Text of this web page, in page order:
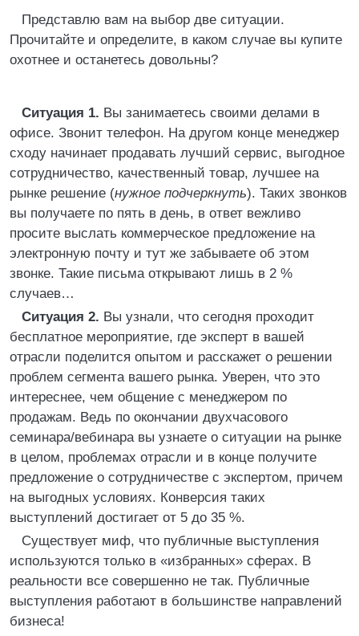
Представлю вам на выбор две ситуации.
Прочитайте и определите, в каком случае вы купите
охотнее и останетесь довольны?
Ситуация 1. Вы занимаетесь своими делами в
офисе. Звонит телефон. На другом конце менеджер
сходу начинает продавать лучший сервис, выгодное
сотрудничество, качественный товар, лучшее на
рынке решение (нужное подчеркнуть). Таких звонков
вы получаете по пять в день, в ответ вежливо
просите выслать коммерческое предложение на
электронную почту и тут же забываете об этом
звонке. Такие письма открывают лишь в 2 %
случаев…
Ситуация 2. Вы узнали, что сегодня проходит
бесплатное мероприятие, где эксперт в вашей
отрасли поделится опытом и расскажет о решении
проблем сегмента вашего рынка. Уверен, что это
интереснее, чем общение с менеджером по
продажам. Ведь по окончании двухчасового
семинара/вебинара вы узнаете о ситуации на рынке
в целом, проблемах отрасли и в конце получите
предложение о сотрудничестве с экспертом, причем
на выгодных условиях. Конверсия таких
выступлений достигает от 5 до 35 %.
Существует миф, что публичные выступления
используются только в «избранных» сферах. В
реальности все совершенно не так. Публичные
выступления работают в большинстве направлений
бизнеса!